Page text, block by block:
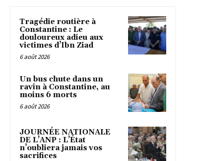
Tragédie routière à
Constantine : Le
douloureux adieu aux
victimes d’Ibn Ziad
6 août 2026
Un bus chute dans un
ravin à Constantine, au
moins 6 morts
6 août 2026
JOURNÉE NATIONALE
DE L’ANP : L’État
n’oubliera jamais vos
sacrifices